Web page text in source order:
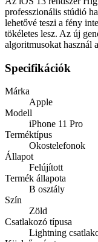
professzionális stúdió
lehetővé teszi a fény
tökéletes lesz. Az új
algoritmusokat használ
Specifikációk
Márka
Apple
Modell
iPhone 11 Pro
Terméktípus
Okostelefonok
Állapot
Felújított
Termék állapota
B osztály
Szín
Zöld
Csatlakozó típusa
Lightning